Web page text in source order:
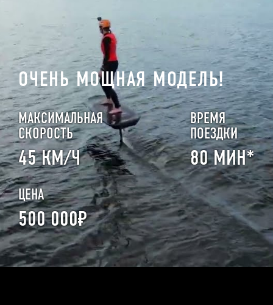
ОЧЕНЬ МОЩНАЯ МОДЕЛЬ!
МАКСИМАЛЬНАЯ
СКОРОСТЬ
45 КМ/Ч
ВРЕМЯ
ПОЕЗДКИ
80 МИН*
ЦЕНА
500 000₽